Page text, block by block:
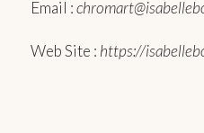
Email :
Web Site : https://